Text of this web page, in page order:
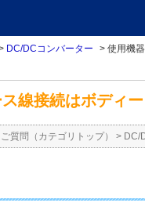
DC/DCコンバーター > 使用機
線接続はボディ
質問（カテゴリトップ） > DC/